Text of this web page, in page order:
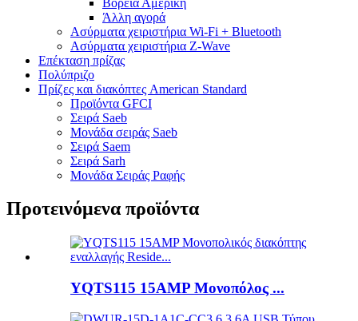
Άλλη αγορά
Ασύρματα χειριστήρια Wi-Fi + Bluetooth
Ασύρματα χειριστήρια Z-Wave
Επέκταση πρίζας
Πολύπριζο
Πρίζες και διακόπτες American Standard
Προϊόντα GFCI
Σειρά Saeb
Μονάδα σειράς Saeb
Σειρά Saem
Σειρά Sarh
Μονάδα Σειράς Ραφής
Προτεινόμενα προϊόντα
YQTS115 15AMP Μονοπόλος ...